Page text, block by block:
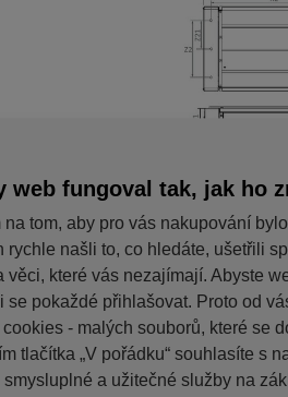
web fungoval tak, jak ho
na tom, aby pro vás nakupování
rychle našli to, co hledáte, ušetřili
věci, které vás nezajímají. Abyste
se pokaždé přihlašovat. Proto od
- malých souborů, které se
tlačítka „V pořádku“ souhlasíte s
smysluplné a užitečné služby na